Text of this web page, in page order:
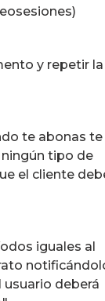
y repetir la
te abonas te
tipo de
el cliente
iguales al
deberá